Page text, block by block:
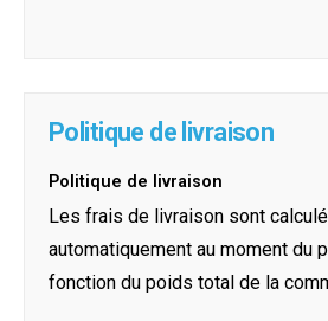
Politique de livraison
Politique de livraison
Les frais de livraison sont
automatiquement au moment du
fonction du poids total de la